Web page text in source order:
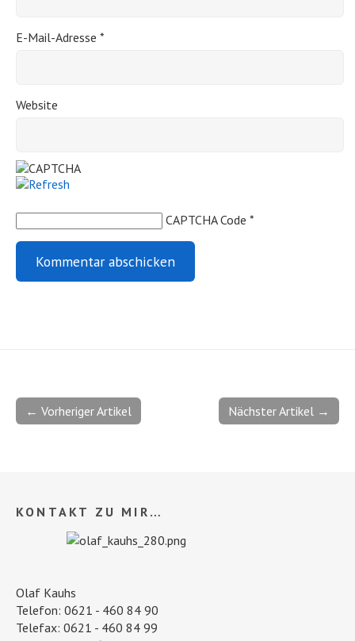
E-Mail-Adresse *
Website
CAPTCHA Code *
Nächster Artikel →
← Vorheriger Artikel
KONTAKT ZU MIR…
Olaf Kauhs
Telefon: 0621 - 460 84 90
Telefax: 0621 - 460 84 99